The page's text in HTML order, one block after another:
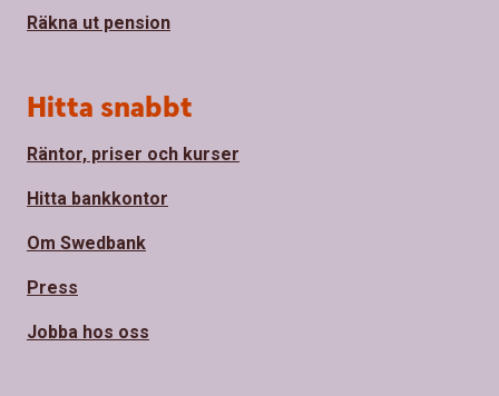
Räkna ut pension
Hitta snabbt
Räntor, priser och kurser
Hitta bankkontor
Om Swedbank
Press
Jobba hos oss